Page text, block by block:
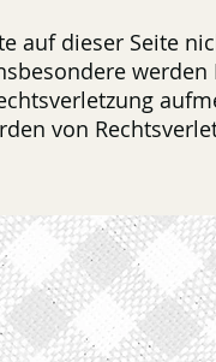
auf dieser Seite
von